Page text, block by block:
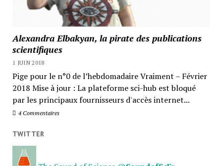
Alexandra Elbakyan, la pirate des publications
scientifiques
1 JUIN 2018
Pige pour le n°0 de l’hebdomadaire Vraiment – Février
2018 Mise à jour : La plateforme sci-hub est bloqué
par les principaux fournisseurs d'accès internet...
4 Commentaires
TWITTER